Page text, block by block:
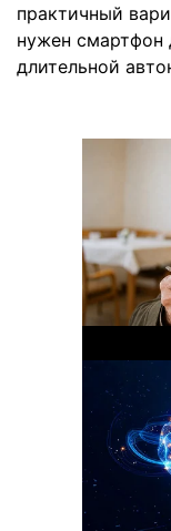
практичный
нужен смартфон
длительной